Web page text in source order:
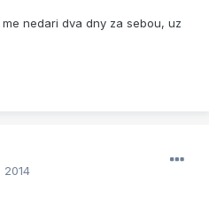
nedari dva dny za sebou, uz
2014